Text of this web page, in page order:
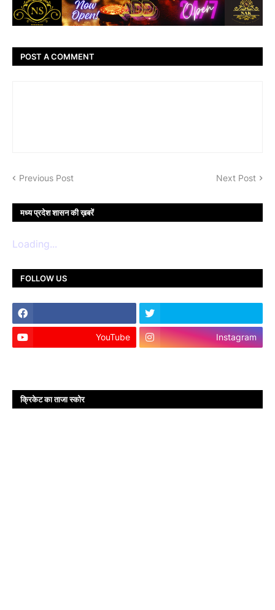
POST A COMMENT
Previous Post Next Post
मध्य प्रदेश शासन की ख़बरें
Loading...
FOLLOW US
YouTube Instagram
क्रिकेट का ताजा स्कोर